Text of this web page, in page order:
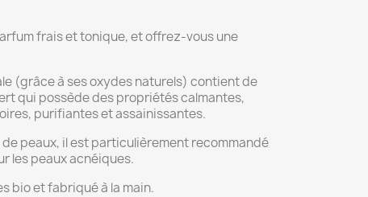
frais et tonique, et offrez-vous une
(grâce à ses oxydes naturels) contient de
qui possède des propriétés calmantes,
purifiantes et assainissantes.
peaux, il est particulièrement recommandé
les peaux acnéiques.
bio et fabriqué à la main.